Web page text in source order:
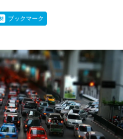
ブックマーク